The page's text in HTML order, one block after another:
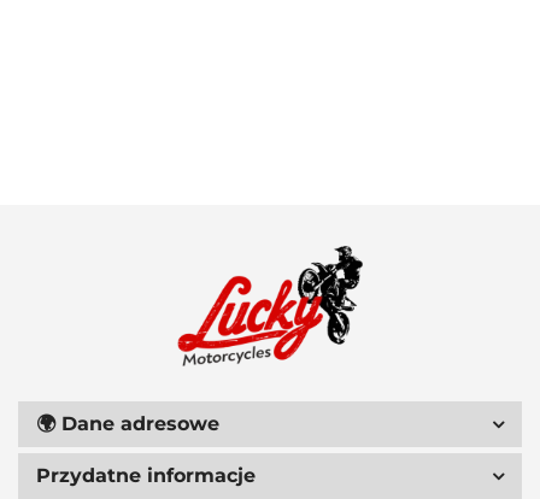
🌍 Dane adresowe
Przydatne informacje